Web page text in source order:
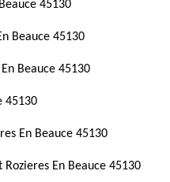
45130
Beauce 45130
Beauce 45130
45130
En Beauce 45130
En Beauce 45130